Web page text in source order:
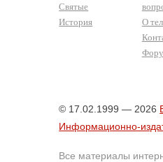
Святые
История
О
© 17.02.1999 — 2026
Информационно-
Все материалы